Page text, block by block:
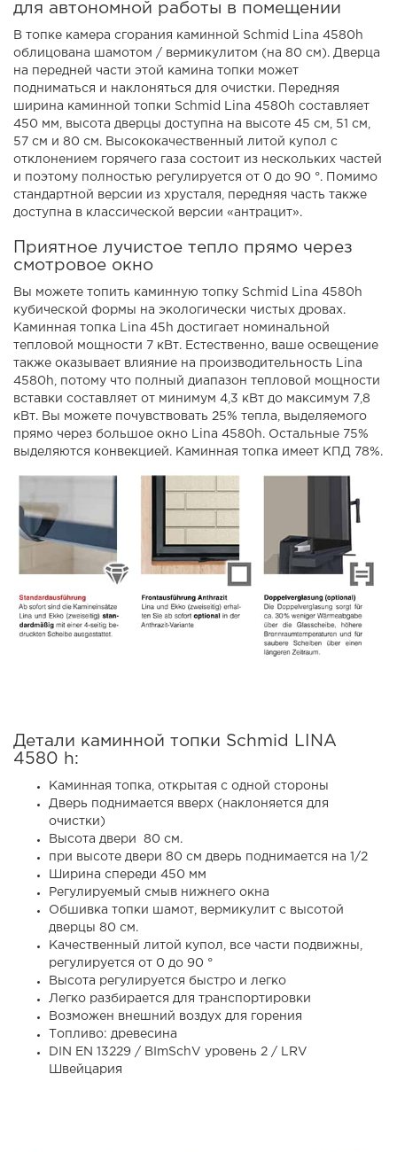
для автономной работы в помещении
В топке камера сгорания каминной Schmid Lina 4580h
облицована шамотом / вермикулитом (на 80 см). Дверца
на передней части этой камина топки может
подниматься и наклоняться для очистки. Передняя
ширина каминной топки Schmid Lina 4580h составляет
450 мм, высота дверцы доступна на высоте 45 см, 51 см,
57 см и 80 см. Высококачественный литой купол с
отклонением горячего газа состоит из нескольких частей
и поэтому полностью регулируется от 0 до 90 °. Помимо
стандартной версии из хрусталя, передняя часть также
доступна в классической версии «антрацит».
Приятное лучистое тепло прямо через
смотровое окно
Вы можете топить каминную топку Schmid Lina 4580h
кубической формы на экологически чистых дровах.
Каминная топка Lina 45h достигает номинальной
тепловой мощности 7 кВт. Естественно, ваше освещение
также оказывает влияние на производительность Lina
4580h, потому что полный диапазон тепловой мощности
вставки составляет от минимум 4,3 кВт до максимум 7,8
кВт. Вы можете почувствовать 25% тепла, выделяемого
прямо через большое окно Lina 4580h. Остальные 75%
выделяются конвекцией. Каминная топка имеет КПД 78%.
Детали каминной топки Schmid LINA
4580 h:
Каминная топка, открытая с одной стороны
Дверь поднимается вверх (наклоняется для
очистки)
Высота двери 80 см.
при высоте двери 80 см дверь поднимается на 1/2
Ширина спереди 450 мм
Регулируемый смыв нижнего окна
Обшивка топки шамот, вермикулит с высотой
дверцы 80 см.
Качественный литой купол, все части подвижны,
регулируется от 0 до 90 °
Высота регулируется быстро и легко
Легко разбирается для транспортировки
Возможен внешний воздух для горения
Топливо: древесина
DIN EN 13229 / BImSchV уровень 2 / LRV
Швейцария